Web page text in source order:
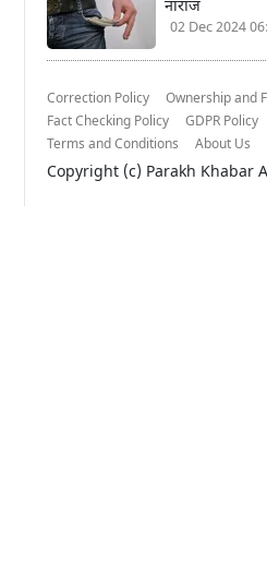
नाराज
02 Dec 2024
Correction Policy Ownership and
Fact Checking Policy
GDPR Policy
Terms and Conditions
About Us
Copyright (c) Parakh Khabar